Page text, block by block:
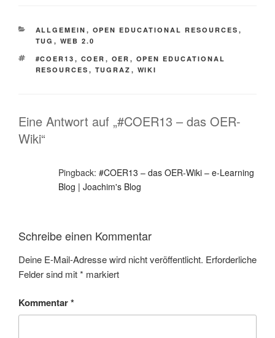
KATEGORIEN
ALLGEMEIN , OPEN EDUCATIONAL RESOURCES ,
TUG , WEB 2.0
SCHLAGWÖRTER
#COER13 , COER , OER , OPEN EDUCATIONAL
RESOURCES , TUGRAZ , WIKI
Eine Antwort auf „#COER13 – das OER-
Wiki“
Pingback: #COER13 – das OER-Wiki – e-Learning
Blog | Joachim's Blog
Schreibe einen Kommentar
Deine E-Mail-Adresse wird nicht veröffentlicht. Erforderliche
Felder sind mit* markiert
Kommentar*